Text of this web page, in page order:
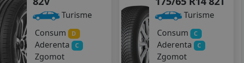
Turisme
Consum
D
Aderenta C
Zgomot
Turisme
Consum
C
Aderenta C
Zgomot